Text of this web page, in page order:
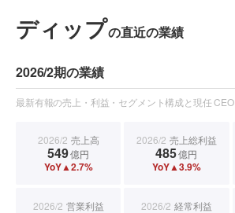
ディップの直近の業績
2026/2期の業績
最新有報の売上・利益・セグメント構成と現任 CEO
2026/2 売上高
549億円
YoY▲2.7%
2026/2 売上総利益
485億円
YoY▲3.9%
2026/2 営業利益 2026/2 経常利益